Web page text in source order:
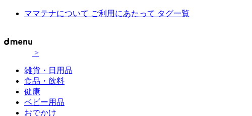
ママテナについて ご利用にあたって タグ一覧
>
雑貨・日用品
食品・飲料
健康
ベビー用品
おでかけ